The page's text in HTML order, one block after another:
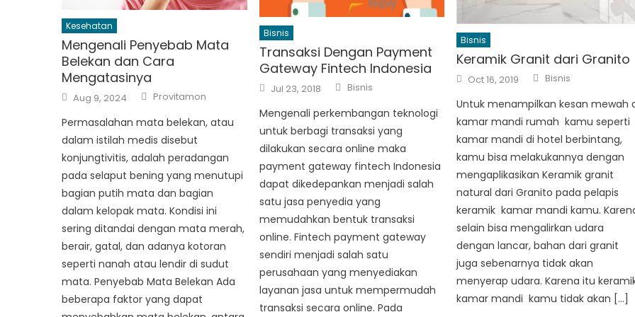
Kesehatan
Mengenali Penyebab Mata
Belekan dan Cara
Mengatasinya
Posted
on
Aug 9, 2024 Author
Provitamon
Permasalahan mata belekan, atau
dalam istilah medis disebut
konjungtivitis, adalah peradangan
pada selaput bening yang menutupi
bagian putih mata dan bagian
dalam kelopak mata. Kondisi ini
sering ditandai dengan mata merah,
berair, gatal, dan adanya kotoran
seperti nanah atau lendir di sudut
mata. Penyebab Mata Belekan Ada
beberapa faktor yang dapat
Bisnis
Transaksi Dengan Payment
Gateway Fintech Indonesia
Posted
on
Jul 23, 2018 Author
Bisnis
Mengenali perkembangan teknologi
untuk berbagi transaksi yang
dilakukan secara online maka
payment gateway fintech Indonesia
dapat dikedepankan menjadi salah
satu jasa penyedia yang
memudahkan bentuk transaksi
online. Fintech payment gateway
sendiri menjadi salah satu
perusahaan yang menyediakan
layanan jasa untuk mempermudah
transaksi secara online. Pada
Bisnis
Keramik Granit dari Granito
Posted
on
Oct 16, 2019 Author
Bisnis
Untuk menampilkan kesan mewah
kamar mandi rumah kamu seperti
kamar mandi di hotel berbintang,
kamu bisa melakukannya dengan
mengaplikasikan Keramik granit
natural dari Granito pada pelapis
keramik kamar mandi kamu.
selain bisa mengalirkan udara
dengan lancar, bahan dari granit
juga sebenarnya tidak akan
menyerap udara. Karena itu
kamar mandi kamu tidak akan […]